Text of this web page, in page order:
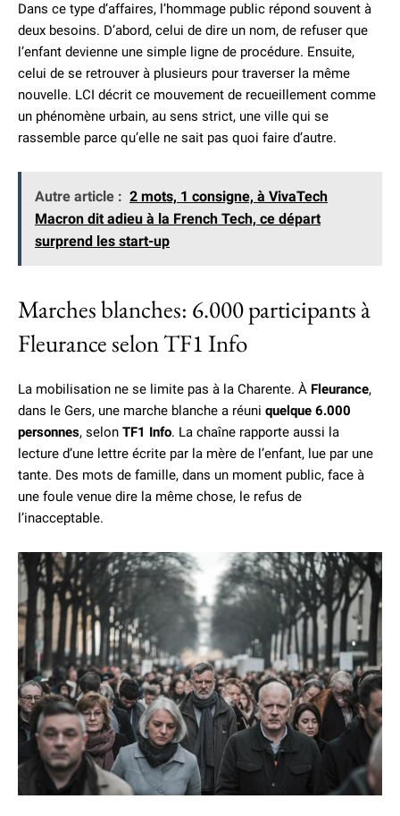
Dans ce type d’affaires, l’hommage public répond souvent à
deux besoins. D’abord, celui de dire un nom, de refuser que
l’enfant devienne une simple ligne de procédure. Ensuite,
celui de se retrouver à plusieurs pour traverser la même
nouvelle. LCI décrit ce mouvement de recueillement comme
un phénomène urbain, au sens strict, une ville qui se
rassemble parce qu’elle ne sait pas quoi faire d’autre.
Autre article : 2 mots, 1 consigne, à VivaTech
Macron dit adieu à la French Tech, ce départ
surprend les start-up
Marches blanches: 6.000 participants à
Fleurance selon TF1 Info
La mobilisation ne se limite pas à la Charente. À Fleurance,
dans le Gers, une marche blanche a réuni quelque 6.000
personnes, selon TF1 Info. La chaîne rapporte aussi la
lecture d’une lettre écrite par la mère de l’enfant, lue par une
tante. Des mots de famille, dans un moment public, face à
une foule venue dire la même chose, le refus de
l’inacceptable.